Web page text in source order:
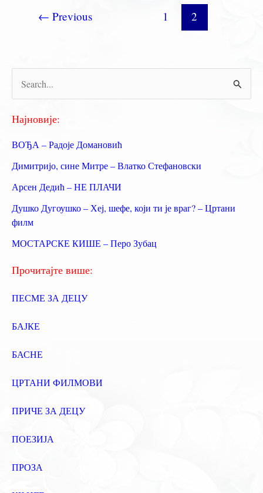
← Previous 1 2
е
р
а
г
а
з
а
:
Најновије:
ВОЂА – Радоје Домановић
Димитријо, сине Митре – Влатко Стефановски
Арсен Дедић – НЕ ПЛАЧИ
Душко Дугоушко – Хеј, шефе, који ти је враг? – Цртани
филм
МОСТАРСКЕ КИШЕ – Перо Зубац
Прочитајте више:
ПЕСМЕ ЗА ДЕЦУ
БАЈКЕ
БАСНЕ
ЦРТАНИ ФИЛМОВИ
ПРИЧЕ ЗА ДЕЦУ
ПОЕЗИЈА
ПРОЗА